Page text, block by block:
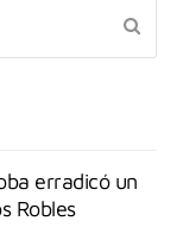
erradicó un
Robles